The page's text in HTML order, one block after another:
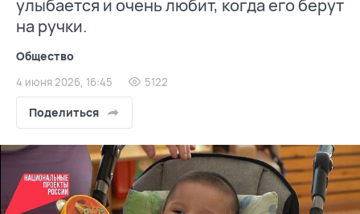
улыбается и очень любит, когда его берут
на ручки.
Общество
4 июня 2026, 16:45 5122
Поделиться